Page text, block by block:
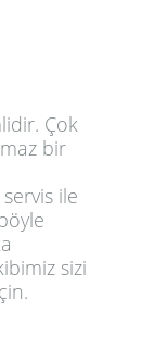
Çok
bir
ile
sizi